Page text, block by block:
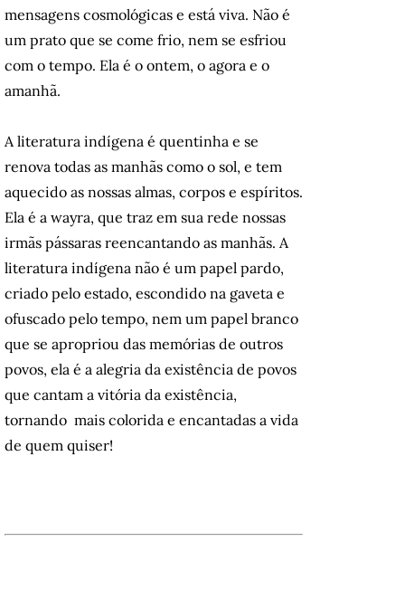
mensagens cosmológicas e está viva. Não é
um prato que se come frio, nem se esfriou
com o tempo. Ela é o ontem, o agora e o
amanhã.
A literatura indígena é quentinha e se
renova todas as manhãs como o sol, e tem
aquecido as nossas almas, corpos e espíritos.
Ela é a wayra, que traz em sua rede nossas
irmãs pássaras reencantando as manhãs. A
literatura indígena não é um papel pardo,
criado pelo estado, escondido na gaveta e
ofuscado pelo tempo, nem um papel branco
que se apropriou das memórias de outros
povos, ela é a alegria da existência de povos
que cantam a vitória da existência,
tornando mais colorida e encantadas a vida
de quem quiser!